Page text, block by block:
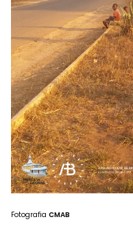
Fotografia CMAB